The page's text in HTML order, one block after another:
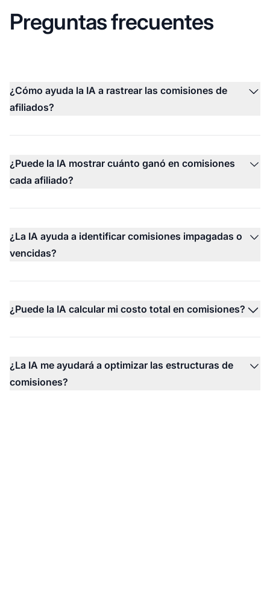
Preguntas frecuentes
¿Cómo ayuda la IA a rastrear las comisiones de
afiliados?
¿Puede la IA mostrar cuánto ganó en comisiones
cada afiliado?
¿La IA ayuda a identificar comisiones impagadas o
vencidas?
¿Puede la IA calcular mi costo total en comisiones?
¿La IA me ayudará a optimizar las estructuras de
comisiones?